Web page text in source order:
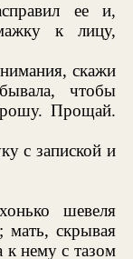
ее и,
к лицу,
скажи
чтобы
Прощай.
с запиской и
шевеля
мать, скрывая
к нему с тазом